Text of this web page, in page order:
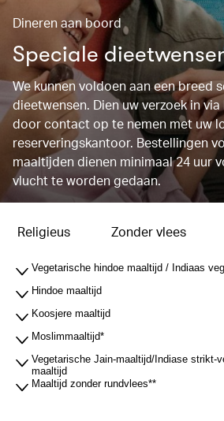
Dineren aan boord
Speciale
We kunnen voldoen aan een breed
dieetwensen. Dien uw verzoek in
door contact op te nemen met uw
reserveringskantoor. Bestellingen
maaltijden dienen minimaal 24 uur
vlucht te worden gedaan.
Religieus Zonder vlees
Vegetarische hindoe maaltijd / Indiaas
Hindoe maaltijd
Koosjere maaltijd
Moslimmaaltijd*
Vegetarische Jain-maaltijd/Indiase strikt-
maaltijd
Maaltijd zonder rundvlees**